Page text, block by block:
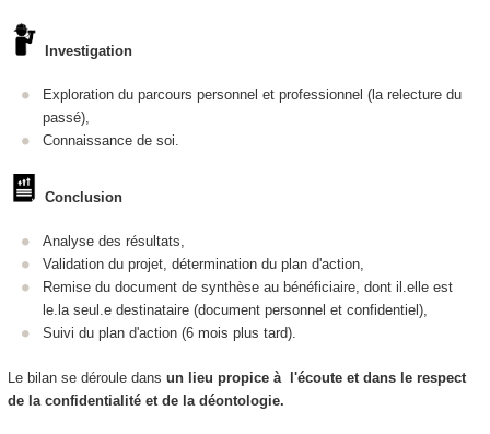
Investigation
Exploration du parcours personnel et professionnel (la relecture du
passé),
Connaissance de soi.
Conclusion
Analyse des résultats,
Validation du projet, détermination du plan d'action,
Remise du document de synthèse au bénéficiaire, dont il.elle est
le.la seul.e destinataire (document personnel et confidentiel),
Suivi du plan d'action (6 mois plus tard).
Le bilan se déroule dans un lieu propice à l'écoute et dans le respect
de la confidentialité et de la déontologie.